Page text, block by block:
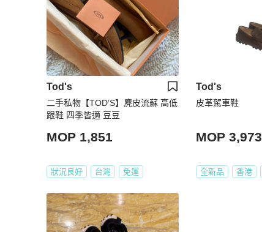
Tod's
二手私物【TOD’S】麂皮流蘇 高低
跟鞋 四季皆適 豆豆
MOP 1,851
狀況良好 台灣 免運
Tod's
皮革駕車鞋
MOP 3,973
全新品 香港